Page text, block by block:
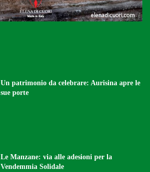
Un patrimonio da celebrare: Aurisina apre le
sue porte
Le Manzane: via alle adesioni per la
Vendemmia Solidale